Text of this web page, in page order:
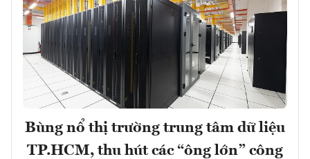
Bùng nổ thị trường trung tâm dữ liệu
TP.HCM, thu hút các “ông lớn” công